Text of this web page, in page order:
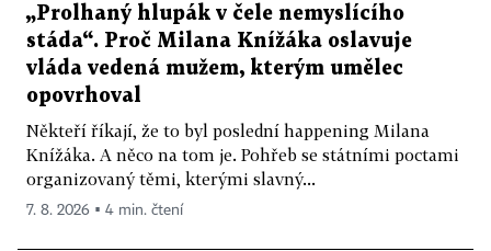
„Prolhaný hlupák v čele nemyslícího
stáda“. Proč Milana Knížáka oslavuje
vláda vedená mužem, kterým umělec
opovrhoval
Někteří říkají, že to byl poslední happening Milana
Knížáka. A něco na tom je. Pohřeb se státními poctami
organizovaný těmi, kterými slavný...
7. 8. 2026 ▪ 4 min. čtení